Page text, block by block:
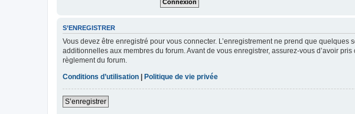
S’ENREGISTRER
Vous devez être enregistré pour vous connecter. L’enregistrement ne prend que
additionnelles aux membres du forum. Avant de vous enregistrer, assurez-vous d’avoir
règlement du forum.
Conditions d’utilisation
Politique de vie privée
S’enregistrer